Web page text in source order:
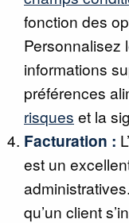
fonction des
Personnalisez
informations
préférences
risques et la
Facturation :
est un
qu’un client